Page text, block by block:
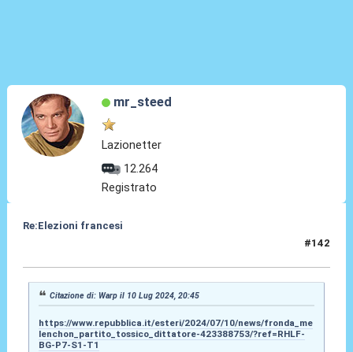
mr_steed
Lazionetter
12.264
Registrato
Re:Elezioni francesi
#142
Citazione di: Warp il 10 Lug 2024, 20:45
https://www.repubblica.it/esteri/2024/07/10/news/fronda_me
lenchon_partito_tossico_dittatore-423388753/?ref=RHLF-
BG-P7-S1-T1